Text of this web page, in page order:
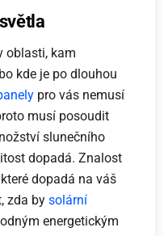
oblasti, kam
kde je po dlouhou
pro vás nemusí
musí posoudit
slunečního
dopadá. Znalost
dopadá na váš
zda bysolární
energetickým